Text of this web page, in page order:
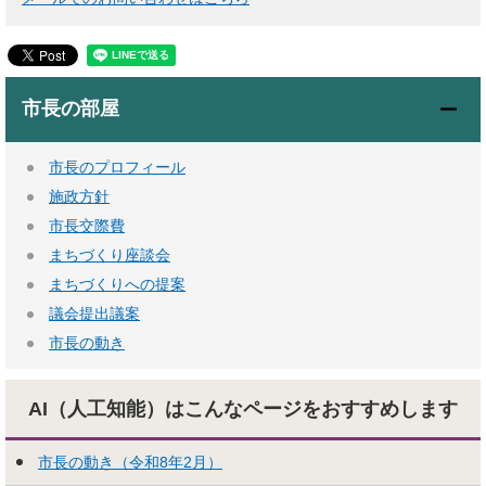
市長の部屋
市長のプロフィール
施政方針
市長交際費
まちづくり座談会
まちづくりへの提案
議会提出議案
市長の動き
AI（人工知能）はこんなページをおすすめします
市長の動き（令和8年2月）